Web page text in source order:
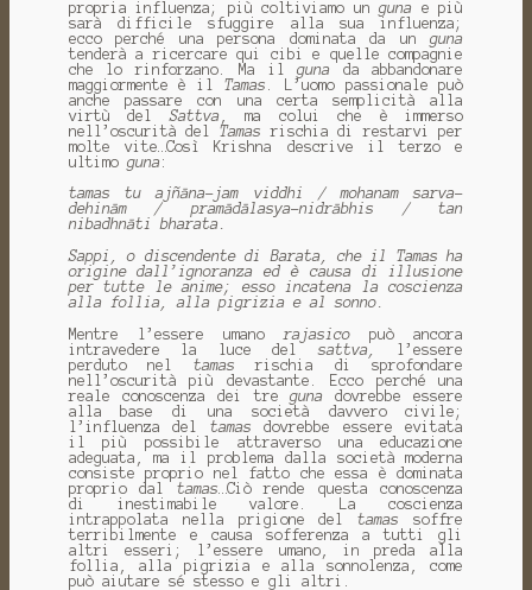
propria influenza; più coltiviamo unguna
e più
sarà difficile sfuggire alla sua influenza;
ecco perché una persona dominata da unguna
tenderà a ricercare qui cibi e quelle compagnie
che lo rinforzano. Ma ilguna
da abbandonare
maggiormente è il Tamas . L’uomo passionale può
anche passare con una certa semplicità alla
virtù del Sattva , ma colui che è immerso
nell’oscurità del Tamasrischia di restarvi per
molte vite…Così Krishna descrive il terzo e
ultimo guna :
tamas tu ajñāna-jam viddhi / mohanam sarva-
dehinām / pramādālasya-nidrābhis / tan
nibadhnāti bharata.
Sappi, o discendente di Barata, che il Tamas ha
origine dall’ignoranza ed è causa di illusione
per tutte le anime; esso incatena la coscienza
alla follia, alla pigrizia e al sonno.
Mentre l’essere umanorajasico può ancora
intravedere la luce delsattva, l’essere
perduto nel tamasrischia di sprofondare
nell’oscurità più devastante. Ecco perché una
reale conoscenza dei tregunadovrebbe essere
alla base di una società davvero civile;
l’influenza del tamas dovrebbe essere evitata
il più possibile attraverso una educazione
adeguata, ma il problema dalla società moderna
consiste proprio nel fatto che essa è dominata
proprio dal tamas …Ciò rende questa conoscenza
di inestimabile valore. La coscienza
intrappolata nella prigione deltamassoffre
terribilmente e causa sofferenza a tutti gli
altri esseri; l’essere umano, in preda alla
follia, alla pigrizia e alla sonnolenza, come
può aiutare sé stesso e gli altri.